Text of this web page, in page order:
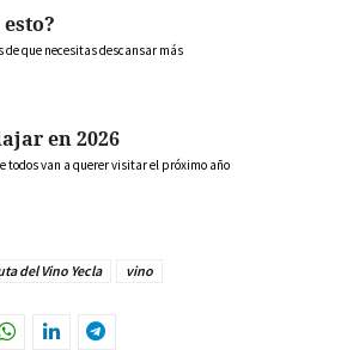
esto?
de que necesitas descansar más
en 2026
todos van a querer visitar el próximo año
del Vino Yecla vino